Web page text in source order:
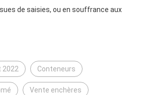
de saisies, ou en souffrance aux
2022 Conteneurs
Vente enchères